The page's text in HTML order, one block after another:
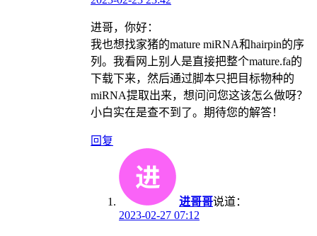
进哥，你好：
我也想找家猪的mature miRNA和hairpin的序
列。我看网上别人是直接把整个mature.fa的
下载下来，然后通过脚本只把目标物种的
miRNA提取出来，想问问您这该怎么做呀？
小白实在是查不到了。期待您的解答！
回复
进哥哥说道：
2023-02-27 07:12